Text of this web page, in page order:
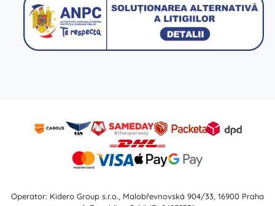
Operator: Kidero Group s.r.o., Malobřevnovská 904/33, 16900 Praha